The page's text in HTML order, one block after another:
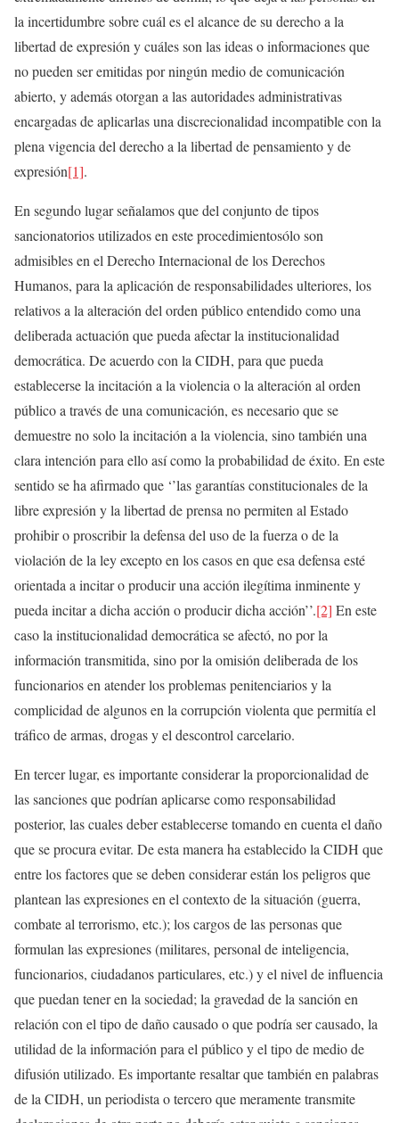
la incertidumbre sobre cuál es el alcance de su derecho a la
libertad de expresión y cuáles son las ideas o informaciones que
no pueden ser emitidas por ningún medio de comunicación
abierto, y además otorgan a las autoridades administrativas
encargadas de aplicarlas una discrecionalidad incompatible con la
plena vigencia del derecho a la libertad de pensamiento y de
expresión[1].
En segundo lugar señalamos que del conjunto de tipos
sancionatorios utilizados en este procedimientosólo son
admisibles en el Derecho Internacional de los Derechos
Humanos, para la aplicación de responsabilidades ulteriores, los
relativos a la alteración del orden público entendido como una
deliberada actuación que pueda afectar la institucionalidad
democrática. De acuerdo con la CIDH, para que pueda
establecerse la incitación a la violencia o la alteración al orden
público a través de una comunicación, es necesario que se
demuestre no solo la incitación a la violencia, sino también una
clara intención para ello así como la probabilidad de éxito. En este
sentido se ha afirmado que ‘’las garantías constitucionales de la
libre expresión y la libertad de prensa no permiten al Estado
prohibir o proscribir la defensa del uso de la fuerza o de la
violación de la ley excepto en los casos en que esa defensa esté
orientada a incitar o producir una acción ilegítima inminente y
pueda incitar a dicha acción o producir dicha acción’’.[2] En este
caso la institucionalidad democrática se afectó, no por la
información transmitida, sino por la omisión deliberada de los
funcionarios en atender los problemas penitenciarios y la
complicidad de algunos en la corrupción violenta que permitía el
tráfico de armas, drogas y el descontrol carcelario.
En tercer lugar, es importante considerar la proporcionalidad de
las sanciones que podrían aplicarse como responsabilidad
posterior, las cuales deber establecerse tomando en cuenta el daño
que se procura evitar. De esta manera ha establecido la CIDH que
entre los factores que se deben considerar están los peligros que
plantean las expresiones en el contexto de la situación (guerra,
combate al terrorismo, etc.); los cargos de las personas que
formulan las expresiones (militares, personal de inteligencia,
funcionarios, ciudadanos particulares, etc.) y el nivel de influencia
que puedan tener en la sociedad; la gravedad de la sanción en
relación con el tipo de daño causado o que podría ser causado, la
utilidad de la información para el público y el tipo de medio de
difusión utilizado. Es importante resaltar que también en palabras
de la CIDH, un periodista o tercero que meramente transmite